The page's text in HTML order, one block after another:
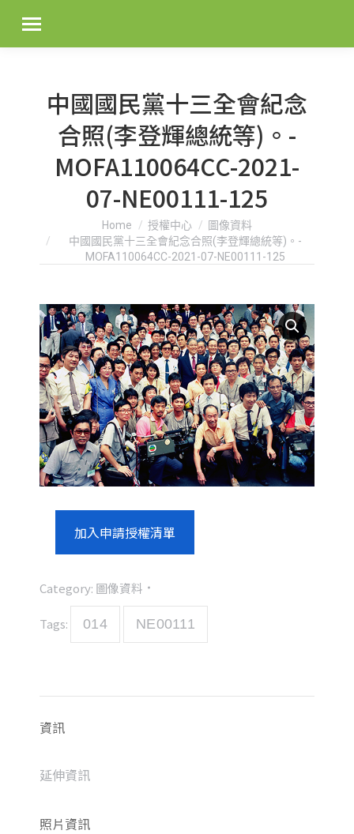
中國國民黨十三全會紀念
合照(李登輝總統等)。-
MOFA110064CC-2021-
07-NE00111-125
You are here:Home 授權中心
圖像資料
中國國民黨十三全會紀念合照(李登輝總統等)。-
MOFA110064CC-2021-07-NE00111-125
加入申請授權清單
Category: 圖像資料
Tags: 014 NE00111
資訊
延伸資訊
照片資訊